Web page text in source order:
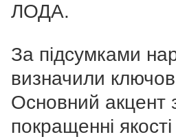
ЛОДА.
За підсумками
визначили
Основний акцент
покращенні